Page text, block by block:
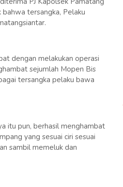
tersangka, Pelaku
dengan melakukan operasi
sejumlah Mopen Bis
tersangka pelaku bawa
itu pun, berhasil menghambat
yang sesuai ciri sesuai
sambil memeluk dan